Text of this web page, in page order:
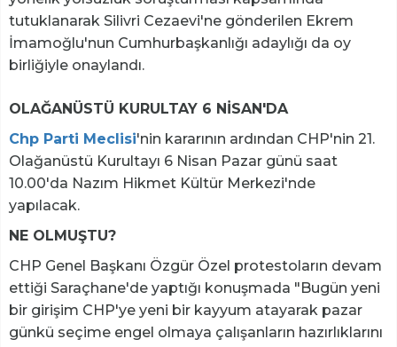
tutuklanarak Silivri Cezaevi'ne gönderilen Ekrem
İmamoğlu'nun Cumhurbaşkanlığı adaylığı da oy
birliğiyle onaylandı.
OLAĞANÜSTÜ KURULTAY 6 NİSAN'DA
Chp Parti Meclisi'nin kararının ardından CHP'nin 21.
Olağanüstü Kurultayı 6 Nisan Pazar günü saat
10.00'da Nazım Hikmet Kültür Merkezi'nde
yapılacak.
NE OLMUŞTU?
CHP Genel Başkanı Özgür Özel protestoların devam
ettiği Saraçhane'de yaptığı konuşmada "Bugün yeni
bir girişim CHP'ye yeni bir kayyum atayarak pazar
günkü seçime engel olmaya çalışanların hazırlıklarını